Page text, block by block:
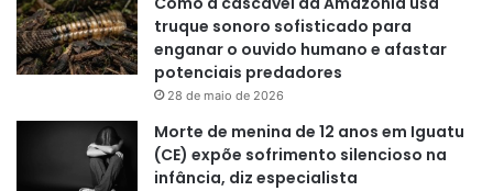
truque sonoro sofisticado para
enganar o ouvido humano e afastar
potenciais predadores
28 de maio de 2026
Morte de menina de 12 anos em Iguatu
(CE) expõe sofrimento silencioso na
infância, diz especialista